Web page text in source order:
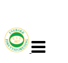
navigasjon